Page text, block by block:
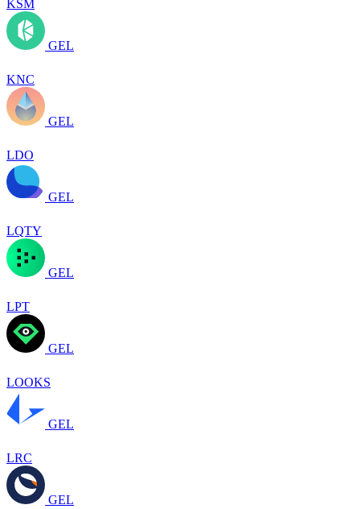
KSM
GEL
KNC
GEL
LDO
GEL
LQTY
GEL
LPT
GEL
LOOKS
GEL
LRC
GEL